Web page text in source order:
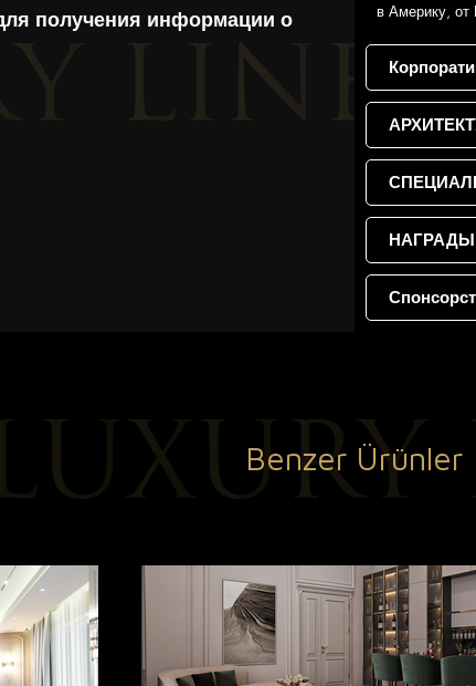
получения информации о
в Америку, от
НАГРАДЫ
Benzer Ürünler